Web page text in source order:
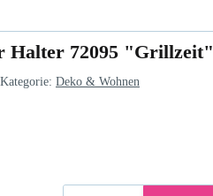
Halter 72095 "Grillzeit"
Kategorie: Deko & Wohnen